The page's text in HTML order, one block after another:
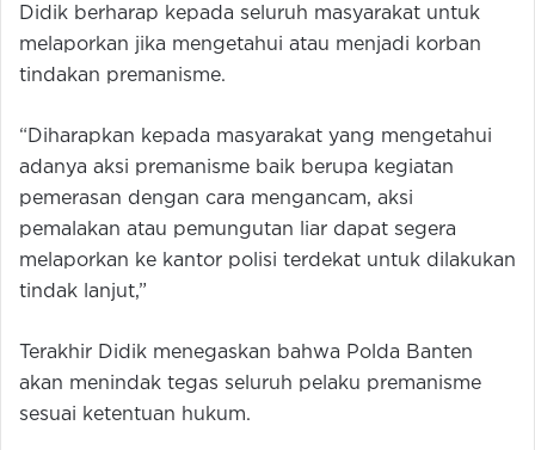
Didik berharap kepada seluruh masyarakat untuk
melaporkan jika mengetahui atau menjadi korban
tindakan premanisme.
“Diharapkan kepada masyarakat yang mengetahui
adanya aksi premanisme baik berupa kegiatan
pemerasan dengan cara mengancam, aksi
pemalakan atau pemungutan liar dapat segera
melaporkan ke kantor polisi terdekat untuk dilakukan
tindak lanjut,”
Terakhir Didik menegaskan bahwa Polda Banten
akan menindak tegas seluruh pelaku premanisme
sesuai ketentuan hukum.